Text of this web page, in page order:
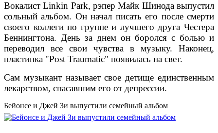
Вокалист Linkin Park, рэпер Майк Шинода выпустил
сольный альбом. Он начал писать его после смерти
своего коллеги по группе и лучшего друга Честера
Беннингтона. День за днем он боролся с болью и
переводил все свои чувства в музыку. Наконец,
пластинка "Post Traumatic" появилась на свет.
Сам музыкант называет свое детище единственным
лекарством, спасавшим его от депрессии.
Бейонсе и Джей Зи выпустили семейный альбом